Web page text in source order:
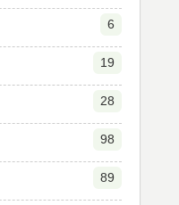
6
19
28
98
89